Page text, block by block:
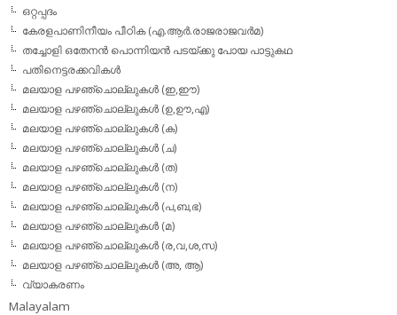
ഒറ്റപ്പദം
കേരളപാണിനീയം പീഠിക (എ.ആര്‍.രാജരാജവര്‍മ)
തച്ചോളി ഒതേനൻ പൊന്നിയൻ പടയ്‌ക്കു പോയ പാട്ടുകഥ
പതിനെട്ടരക്കവികള്‍
മലയാള പഴഞ്ചൊല്ലുകള്‍ (ഇ,ഈ)
മലയാള പഴഞ്ചൊല്ലുകള്‍ (ഉ,ഊ,എ)
മലയാള പഴഞ്ചൊല്ലുകള്‍ (ക)
മലയാള പഴഞ്ചൊല്ലുകള്‍ (ച)
മലയാള പഴഞ്ചൊല്ലുകള്‍ (ത)
മലയാള പഴഞ്ചൊല്ലുകള്‍ (ന)
മലയാള പഴഞ്ചൊല്ലുകള്‍ (പ,ബ,ഭ)
മലയാള പഴഞ്ചൊല്ലുകള്‍ (മ)
മലയാള പഴഞ്ചൊല്ലുകള്‍ (ര,വ,ശ,സ)
മലയാള പഴഞ്ചൊല്ലുകൾ (അ, ആ)
വ്യാകരണം
Malayalam